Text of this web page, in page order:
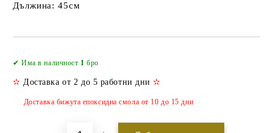
Дължина: 45см
✔ Има в наличност 1 бро
✫ Доставка от 2 до 5 работни дни✫
Доставка бижута епоксидна смола от 10 до 15 дни